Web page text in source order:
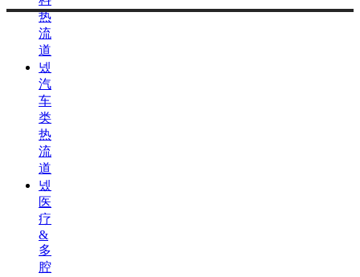
热
流
道
넸
汽
车
类
热
流
道
넸
医
疗
&
多
腔